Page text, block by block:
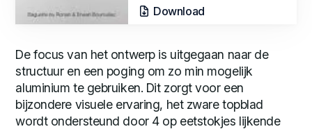
Download
De focus van het ontwerp is uitgegaan naar de
structuur en een poging om zo min mogelijk
aluminium te gebruiken. Dit zorgt voor een
bijzondere visuele ervaring, het zware topblad
wordt ondersteund door 4 op eetstokjes lijkende